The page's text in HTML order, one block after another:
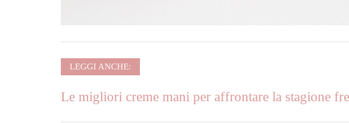
LEGGI ANCHE:
Le migliori creme mani per affrontare la stagione